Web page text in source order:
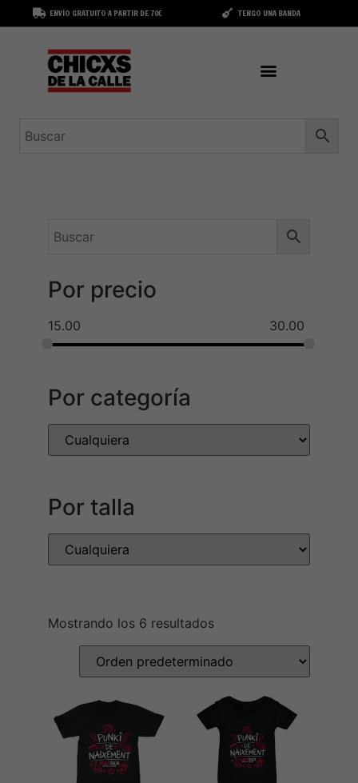
ENVÍO GRATUITO A PARTIR DE 70€ TENGO UNA BANDA
Por precio
15.00 30.00
Por categoría
Por talla
Mostrando los 6 resultados